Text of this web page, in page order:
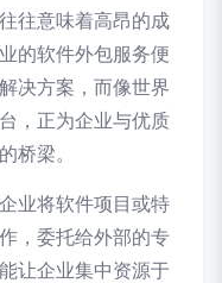
往意味着高昂的成
的软件外包服务便
决方案，而像世界
，正为企业与优质
桥梁。
业将软件项目或特
，委托给外部的专
让企业集中资源于